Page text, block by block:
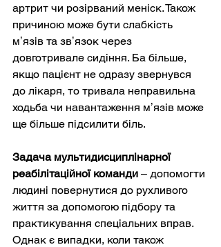
артрит чи розірваний меніск. Також
причиною може бути слабкість
мʼязів та звʼязок через
довготривале сидіння. Ба більше,
якщо пацієнт не одразу звернувся
до лікаря, то тривала неправильна
ходьба чи навантаження мʼязів може
ще більше підсилити біль.
Задача мультидисциплінарної
реабілітаційної команди – допомогти
людині повернутися до рухливого
життя за допомогою підбору та
практикування спеціальних вправ.
Однак є випадки, коли також